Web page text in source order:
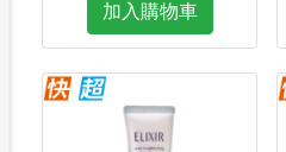
加入購物車